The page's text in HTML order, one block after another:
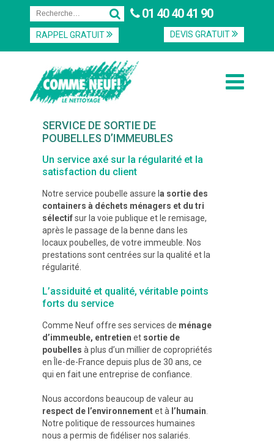
01 40 40 41 90
DEVIS GRATUIT
RAPPEL GRATUIT
SERVICE DE SORTIE DE
POUBELLES D’IMMEUBLES
Un service axé sur la régularité et la
satisfaction du client
Notre service poubelle assure l a sortie des
containers à déchets ménagers et du tri
sélectifsur la voie publique et le remisage,
après le passage de la benne dans les
locaux poubelles, de votre immeuble. Nos
prestations sont centrées sur la qualité et la
régularité.
L’assiduité et qualité, véritable points
forts du service
Comme Neuf offre ses services de ménage
d’immeuble, entretien et sortie de
poubelles à plus d’un millier de copropriétés
en Île-de-France depuis plus de 30 ans, ce
qui en fait une entreprise de confiance.
Nous accordons beaucoup de valeur au
respect de l’environnementet à l’humain
Notre politique de ressources humaines
nous a permis de fidéliser nos salariés.